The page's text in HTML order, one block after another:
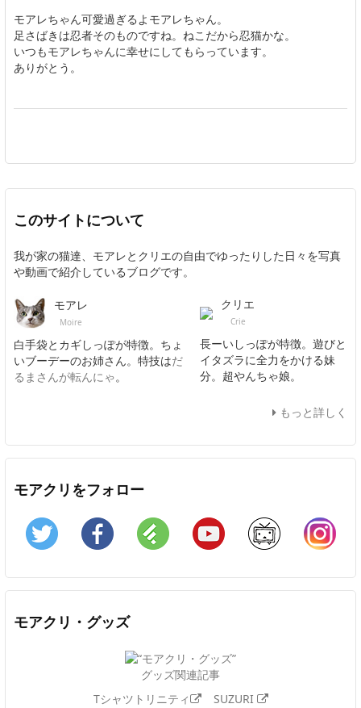
モアレちゃん可愛過ぎるよモアレちゃん。
足さばきは忍者そのものですね。ねこだから忍猫かな。
いつもモアレちゃんに幸せにしてもらっています。
ありがとう。
このサイトについて
我が家の猫達、モアレとクリエの自由でゆったりした日々を写真
や動画で紹介しているブログです。
モアレ
Moire
白手袋とカギしっぽが特徴。ちょ
いブーデーのお姉さん。特技はだ
るまさんが転んにゃ。
クリエ
Crie
長ーいしっぽが特徴。遊びと
イタズラに全力をかける妹
分。超やんちゃ娘。
もっと詳しく
モアクリをフォロー
Twitter Facebook Feedly YouTube ニコニコ動画
モアクリ・グッズ
グッズ関連記事
Tシャツトリニティ
SUZURI